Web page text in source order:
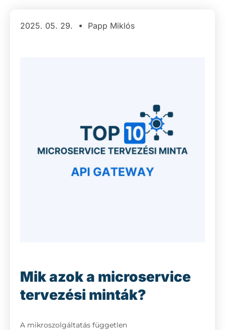
2025. 05. 29. Papp Miklós
Mik azok a microservice
tervezési minták?
A mikroszolgáltatás független